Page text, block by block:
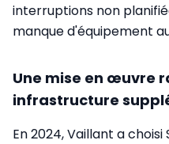
interruptions non
manque d'équipement
Une mise en œuvre
infrastructure
En 2024, Vaillant a choisi